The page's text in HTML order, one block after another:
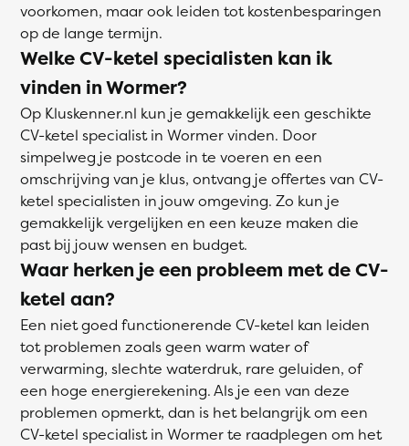
voorkomen, maar ook leiden tot kostenbesparingen
op de lange termijn.
Welke CV-ketel specialisten kan ik
vinden in Wormer?
Op Kluskenner.nl kun je gemakkelijk een geschikte
CV-ketel specialist in Wormer vinden. Door
simpelweg je postcode in te voeren en een
omschrijving van je klus, ontvang je offertes van CV-
ketel specialisten in jouw omgeving. Zo kun je
gemakkelijk vergelijken en een keuze maken die
past bij jouw wensen en budget.
Waar herken je een probleem met de CV-
ketel aan?
Een niet goed functionerende CV-ketel kan leiden
tot problemen zoals geen warm water of
verwarming, slechte waterdruk, rare geluiden, of
een hoge energierekening. Als je een van deze
problemen opmerkt, dan is het belangrijk om een
CV-ketel specialist in Wormer te raadplegen om het